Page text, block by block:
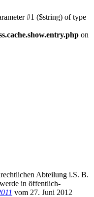
#1 ($string) of type
on
Abteilung i.S. B.
in öffentlich-
vom 27. Juni 2012